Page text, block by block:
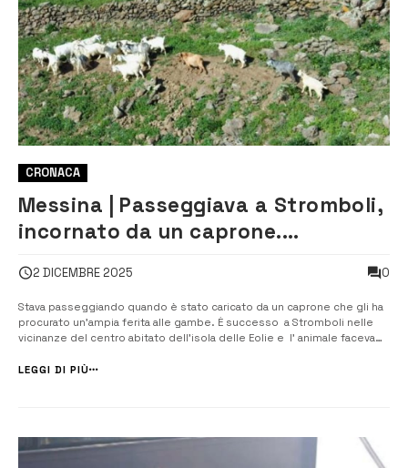
CRONACA
Messina | Passeggiava a Stromboli,
incornato da un caprone.
per l’ospedale
2 DICEMBRE 2025 0
Stava passeggiando quando è stato caricato da un caprone che gli ha
procurato un’ampia ferita alle gambe. È successo a Stromboli nelle
vicinanze del centro abitato dell’isola delle Eolie e l’ animale faceva
stato portato alla Guardia medica e poi ...
LEGGI DI PIÙ